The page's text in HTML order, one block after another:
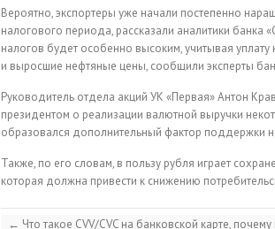
Вероятно, экспортеры уже начали постепенно
налогового периода, рассказали аналитики банка
налогов будет особенно высоким, учитывая
и выросшие нефтяные цены, сообщили эксперты
Руководитель отдела акций УК «Первая» Антон
президентом о реализации валютной выручки
образовался дополнительный фактор поддержки
Также, по его словам, в пользу рубля играет
которая должна привести к снижению
← Что такое CVV/CVC на банковской карте,